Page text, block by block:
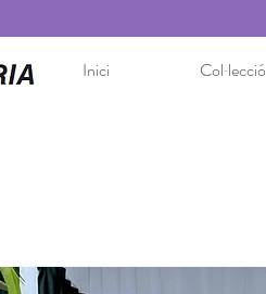
Inici
Col·lecció